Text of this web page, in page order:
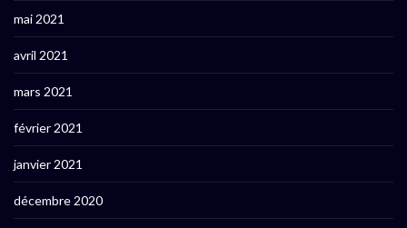
mai 2021
avril 2021
mars 2021
février 2021
janvier 2021
décembre 2020